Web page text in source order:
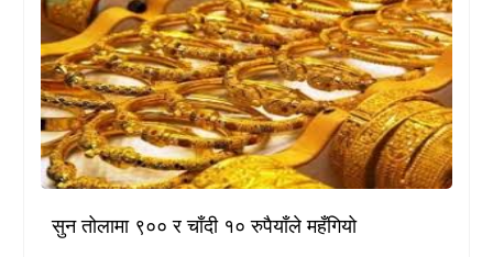
सुन तोलामा ९०० र चाँदी १० रुपैयाँले महँगियो